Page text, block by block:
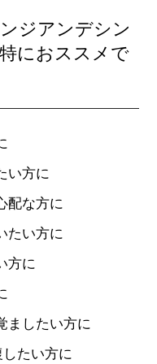
ジアンデシン
におススメで
い方に
配な方に
たい方に
方に
ましたい方に
たい方に